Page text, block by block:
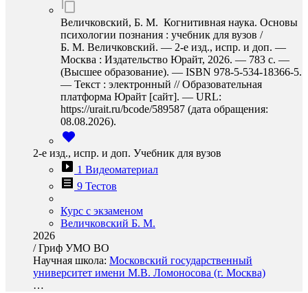
Величковский, Б. М. Когнитивная наука. Основы
психологии познания : учебник для вузов /
Б. М. Величковский. — 2-е изд., испр. и доп. —
Москва : Издательство Юрайт, 2026. — 783 с. —
(Высшее образование). — ISBN 978-5-534-18366-5.
— Текст : электронный // Образовательная
платформа Юрайт [сайт]. — URL:
https://urait.ru/bcode/589587 (дата обращения:
08.08.2026).
2-е изд., испр. и доп. Учебник для вузов
1 Видеоматериал
9 Тестов
Курс с экзаменом
Величковский Б. М.
2026
/Гриф УМО ВО
Научная школа: Московский государственный
университет имени М.В. Ломоносова (г. Москва)
…